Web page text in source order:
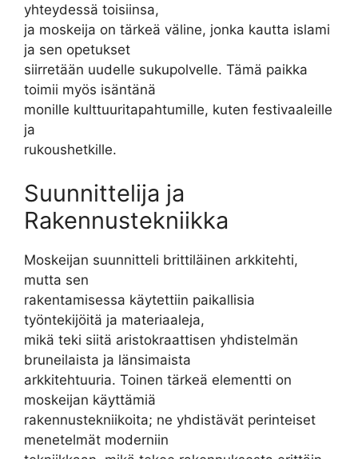
yhteydessä toisiinsa,
ja moskeija on tärkeä väline, jonka kautta islami
ja sen opetukset
siirretään uudelle sukupolvelle. Tämä paikka
toimii myös isäntänä
monille kulttuuritapahtumille, kuten festivaaleille
ja
rukoushetkille.
Suunnittelija ja
Rakennustekniikka
Moskeijan suunnitteli brittiläinen arkkitehti,
mutta sen
rakentamisessa käytettiin paikallisia
työntekijöitä ja materiaaleja,
mikä teki siitä aristokraattisen yhdistelmän
bruneilaista ja länsimaista
arkkitehtuuria. Toinen tärkeä elementti on
moskeijan käyttämiä
rakennustekniikoita; ne yhdistävät perinteiset
menetelmät moderniin